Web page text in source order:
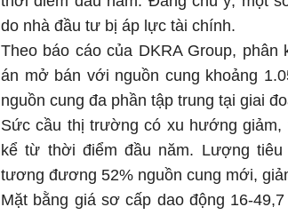
do nhà đầu tư bị áp lực tài chính.
Theo báo cáo của DKRA Group,
án mở bán với nguồn cung khoảng
nguồn cung đa phần tập trung tại giai
Sức cầu thị trường có xu hướng
kể từ thời điểm đầu năm. Lượng
tương đương 52% nguồn cung mới,
Mặt bằng giá sơ cấp dao động 16-